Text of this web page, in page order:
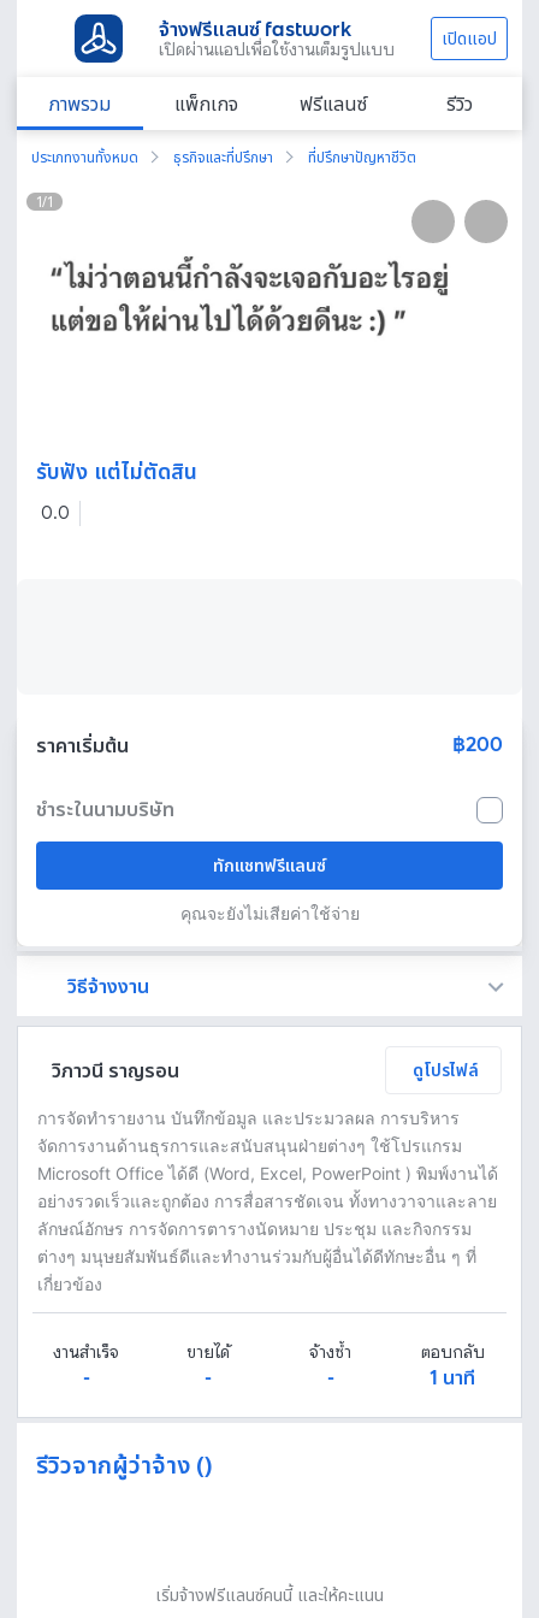
จ้างฟรีแลนซ์ fastwork
เปิดผ่านแอปเพื่อใช้งานเต็มรูปแบบ เปิดแอป
ภาพรวม แพ็กเกจ ฟรีแลนซ์ รีวิว
ประเภทงานทั้งหมด ธุรกิจและที่ปรึกษา ที่ปรึกษาปัญหาชีวิต
1/1
รับฟัง แต่ไม่ตัดสิน
0.0
ราคาเริ่มต้น ฿200
ชำระในนามบริษัท
ทักแชทฟรีแลนซ์
คุณจะยังไม่เสียค่าใช้จ่าย
วิธีจ้างงาน
วิภาวนี ราญรอน ดูโปรไฟล์
การจัดทำรายงาน บันทึกข้อมูล และประมวลผล การบริหาร
จัดการงานด้านธุรการและสนับสนุนฝ่ายต่างๆ ใช้โปรแกรม
Microsoft Office ได้ดี (Word, Excel, PowerPoint ) พิมพ์งานได้
อย่างรวดเร็วและถูกต้อง การสื่อสารชัดเจน ทั้งทางวาจาและลาย
ลักษณ์อักษร การจัดการตารางนัดหมาย ประชุม และกิจกรรม
ต่างๆ มนุษยสัมพันธ์ดีและทำงานร่วมกับผู้อื่นได้ดีทักษะอื่น ๆ ที่
เกี่ยวข้อง
งานสำเร็จ
-
ขายได้
-
จ้างซ้ำ
-
ตอบกลับ
1 นาที
รีวิวจากผู้ว่าจ้าง ()
เริ่มจ้างฟรีแลนซ์คนนี้ และให้คะแนน